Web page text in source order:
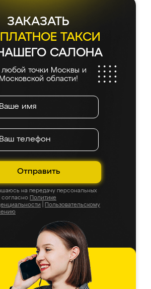
ЗАКАЗАТЬ
ТАКСИ
САЛОНА
любой точки Москвы и
Московской области!
Отправить
на передачу персональных
согласно Политике
Пользовательскому